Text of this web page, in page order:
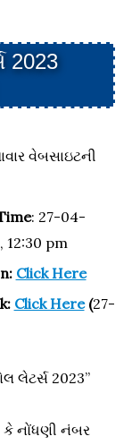
2023
વેબસાઇટની
: 27-04-
12:30 pm
Click Here
Click Here(27-
લેટર્સ 2023”
નોંધણી નંબર